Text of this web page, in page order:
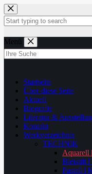
Zum
Inhalt
springen
Keine
Ergebnisse
Menü
Startseite
Über diese Seite
Aktuell
Biografie
Literatur &
Kontakt
Werkverzeichnis
TECHNIK
Aquarell
Bleistift |
Pastell |